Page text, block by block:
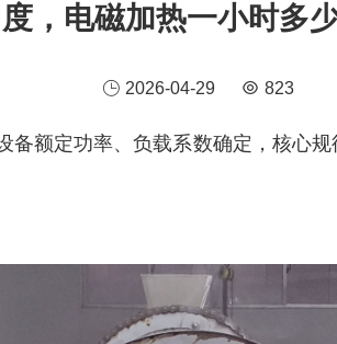
，电磁加热一小时多
2026-04-29 823
额定功率、负载系数确定，核心